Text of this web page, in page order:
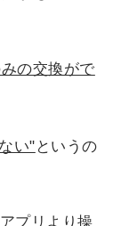
の交換がで
い" というの
プリより操